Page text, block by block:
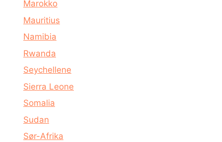
Marokko
Mauritius
Namibia
Rwanda
Seychellene
Sierra Leone
Somalia
Sudan
Sør-Afrika